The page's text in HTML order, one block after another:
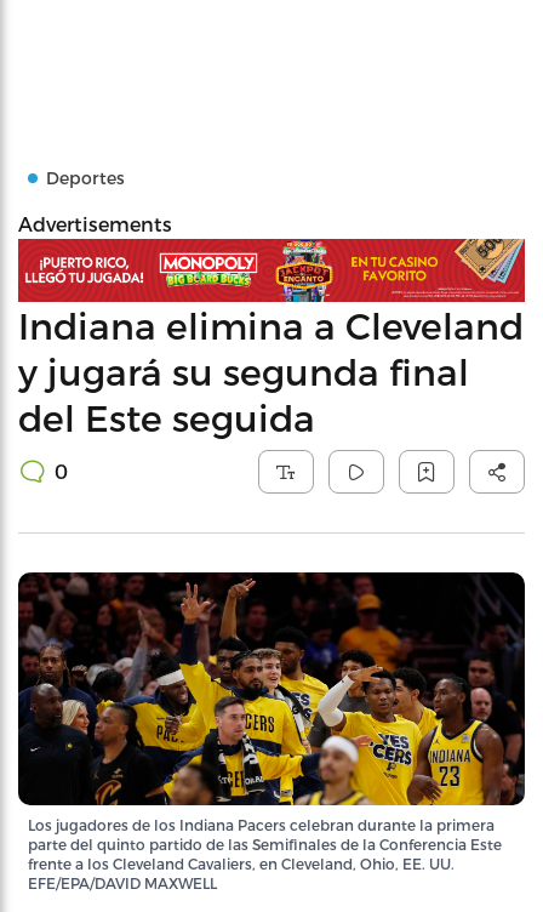
Deportes
Advertisements
Indiana elimina a Cleveland
y jugará su segunda final
del Este seguida
0
Los jugadores de los Indiana Pacers celebran durante la primera
parte del quinto partido de las Semifinales de la Conferencia Este
frente a los Cleveland Cavaliers, en Cleveland, Ohio, EE. UU.
EFE/EPA/DAVID MAXWELL